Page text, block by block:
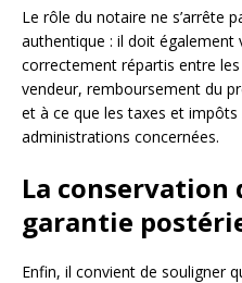
Le rôle du notaire ne s’arrête
authentique : il doit également
correctement répartis entre
vendeur, remboursement du
et à ce que les taxes et
administrations concernées.
La conservation
garantie
Enfin, il convient de souligner